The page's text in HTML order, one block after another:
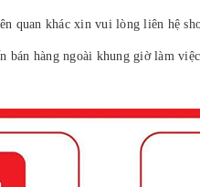
quan khác xin vui lòng liên hệ
hàng ngoài khung giờ làm việc